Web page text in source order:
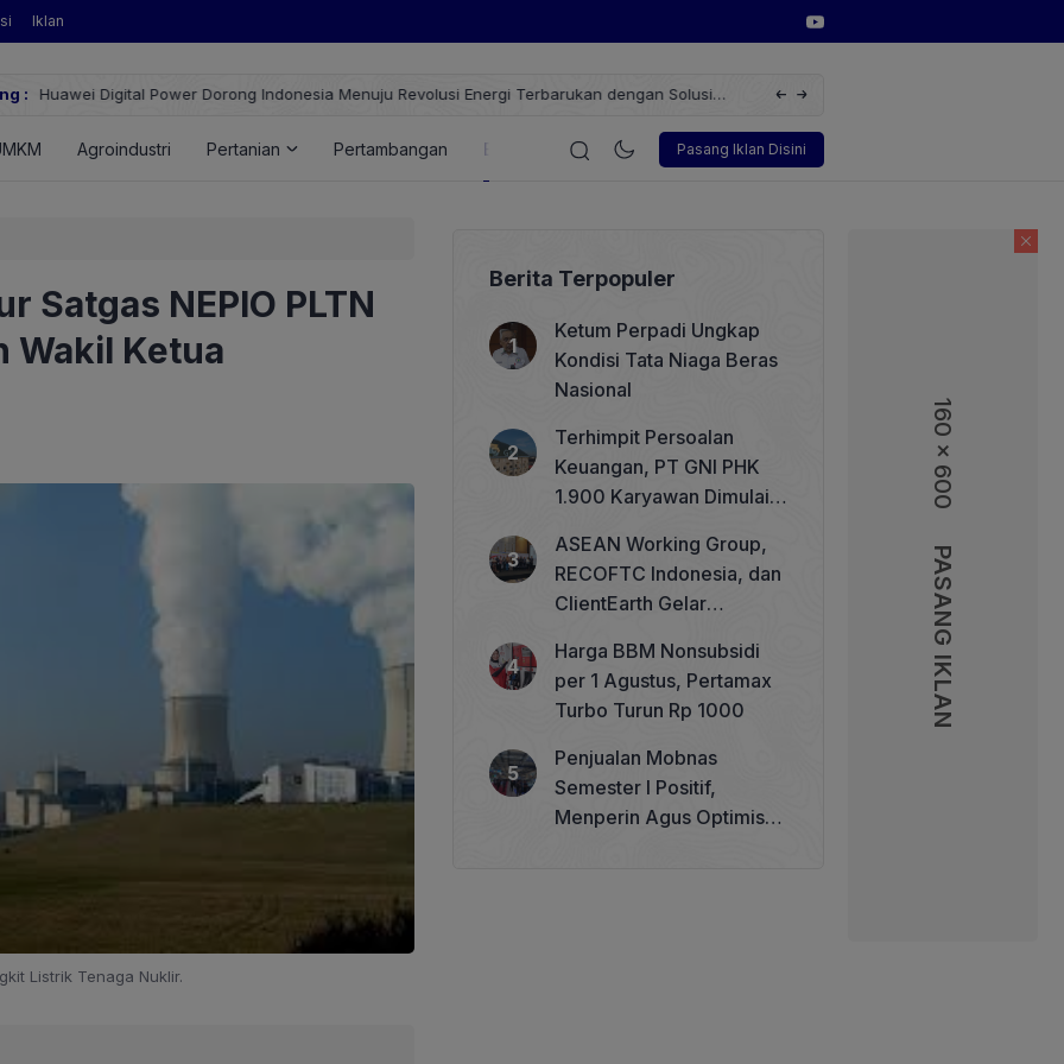
160 x 600
PASANG IKLAN
Iklan
:
Huawei Digital Power Dorong Indonesia Menuju Revolusi Energi Terbarukan dengan Solusi
Wakil Direktur Utama PT Pelindo,
Pasang Iklan Disini
Agroindustri Pertanian Pertambangan Energi Korporasi Teknologi Otomotif
Satgas NEPIO PLTN
Wakil Ketua
Listrik Tenaga Nuklir.
Berita Terpopuler
Ketum Perpadi Ungkap
Kondisi Tata Niaga Beras
Nasional
Terhimpit Persoalan
Keuangan, PT GNI PHK
1.900 Karyawan Dimulai 5
ASEAN Working Group,
RECOFTC Indonesia, dan
ClientEarth Gelar
Memperkuat Tata Kelola
Perhutanan Sosial
Harga BBM Nonsubsidi
per 1 Agustus, Pertamax
Turbo Turun Rp 1000
Penjualan Mobnas
Semester I Positif,
Menperin Agus Optimistis